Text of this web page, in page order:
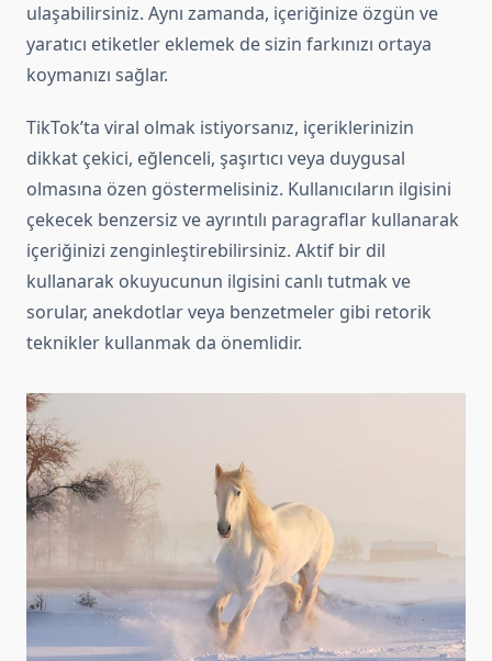
ulaşabilirsiniz. Aynı zamanda, içeriğinize özgün ve
yaratıcı etiketler eklemek de sizin farkınızı ortaya
koymanızı sağlar.
TikTok’ta viral olmak istiyorsanız, içeriklerinizin
dikkat çekici, eğlenceli, şaşırtıcı veya duygusal
olmasına özen göstermelisiniz. Kullanıcıların ilgisini
çekecek benzersiz ve ayrıntılı paragraflar kullanarak
içeriğinizi zenginleştirebilirsiniz. Aktif bir dil
kullanarak okuyucunun ilgisini canlı tutmak ve
sorular, anekdotlar veya benzetmeler gibi retorik
teknikler kullanmak da önemlidir.